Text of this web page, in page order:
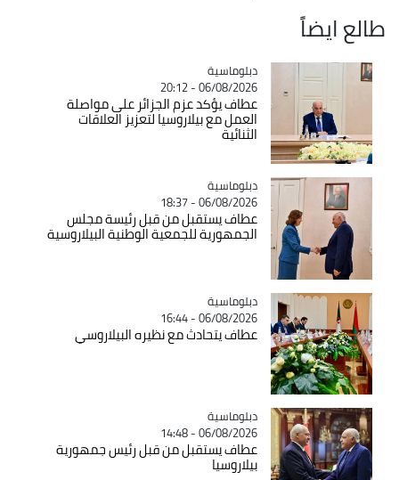
طالع ايضاً
Catégorie
دبلوماسية
06/08/2026 - 20:12
عطاف يؤكد عزم الجزائر على مواصلة
العمل مع بيلاروسيا لتعزيز العلاقات
الثنائية
Catégorie
دبلوماسية
06/08/2026 - 18:37
عطاف يستقبل من قبل رئيسة مجلس
الجمهورية للجمعية الوطنية البيلاروسية
Catégorie
دبلوماسية
06/08/2026 - 16:44
عطاف يتحادث مع نظيره البيلاروسي
Catégorie
دبلوماسية
06/08/2026 - 14:48
عطاف يستقبل من قبل رئيس جمهورية
بيلاروسيا